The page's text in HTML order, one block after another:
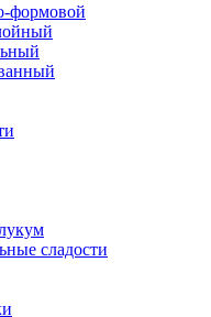
формовой
сладости